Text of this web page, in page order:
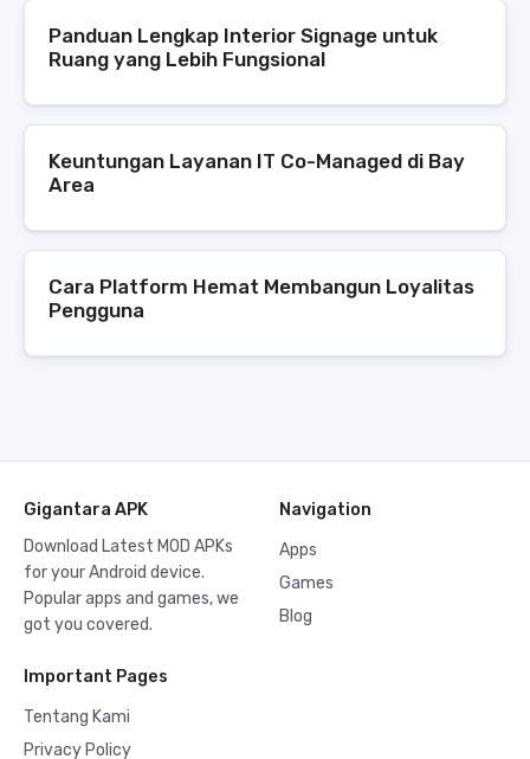
Panduan Lengkap Interior Signage untuk
Ruang yang Lebih Fungsional
Keuntungan Layanan IT Co-Managed di Bay
Area
Cara Platform Hemat Membangun Loyalitas
Pengguna
Gigantara APK
Download Latest MOD APKs
for your Android device.
Popular apps and games, we
got you covered.
Navigation
Apps
Games
Blog
Important Pages
Tentang Kami
Privacy Policy